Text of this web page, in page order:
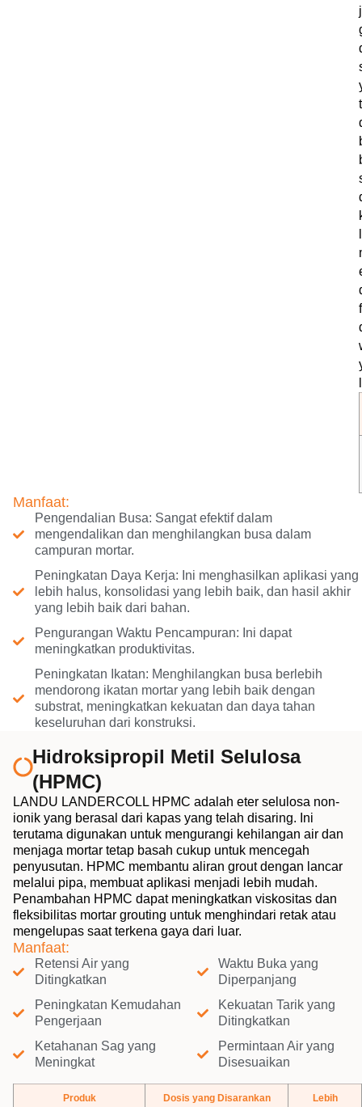
Manfaat:
Pengendalian Busa: Sangat efektif dalam
mengendalikan dan menghilangkan busa dalam
campuran mortar.
Peningkatan Daya Kerja: Ini menghasilkan aplikasi yang
lebih halus, konsolidasi yang lebih baik, dan hasil akhir
yang lebih baik dari bahan.
Pengurangan Waktu Pencampuran: Ini dapat
meningkatkan produktivitas.
Peningkatan Ikatan: Menghilangkan busa berlebih
mendorong ikatan mortar yang lebih baik dengan
substrat, meningkatkan kekuatan dan daya tahan
keseluruhan dari konstruksi.
Hidroksipropil Metil Selulosa
(HPMC)
LANDU LANDERCOLL HPMC adalah eter selulosa non-
ionik yang berasal dari kapas yang telah disaring. Ini
terutama digunakan untuk mengurangi kehilangan air dan
menjaga mortar tetap basah cukup untuk mencegah
penyusutan. HPMC membantu aliran grout dengan lancar
melalui pipa, membuat aplikasi menjadi lebih mudah.
Penambahan HPMC dapat meningkatkan viskositas dan
fleksibilitas mortar grouting untuk menghindari retak atau
mengelupas saat terkena gaya dari luar.
Manfaat:
Retensi Air yang
Ditingkatkan
Peningkatan Kemudahan
Pengerjaan
Ketahanan Sag yang
Meningkat
Waktu Buka yang
Diperpanjang
Kekuatan Tarik yang
Ditingkatkan
Permintaan Air yang
Disesuaikan
Produk Dosis yang Disarankan Lebih